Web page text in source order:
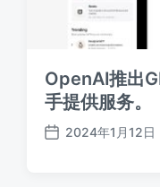
OpenAI推出
手提供服务。
发
2024年1月12日